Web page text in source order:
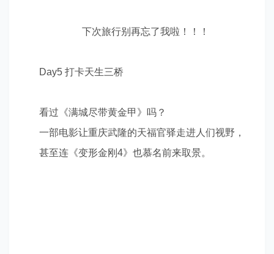
下次旅行别再忘了我啦 ！！！
Day5 打卡天生三桥
看过《满城尽带黄金甲》吗？
一部电影让重庆武隆的天福官驿走进人们视野，
甚至连《变形金刚 4》也慕名前来取景。